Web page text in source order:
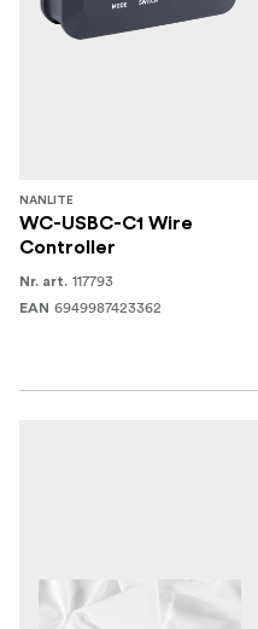
NANLITE
WC-USBC-C1 Wire
Controller
Nr. art. 117793
EAN 6949987423362